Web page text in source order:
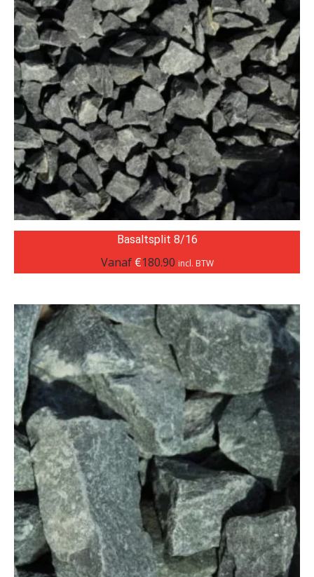
Basaltsplit 8/16
Vanaf €180.90 incl. BTW